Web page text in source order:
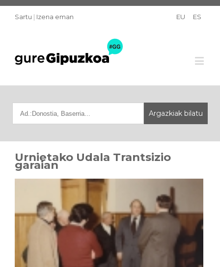
Sartu | Izena eman EU ES
Urnietako Udala Trantsizio
garaian